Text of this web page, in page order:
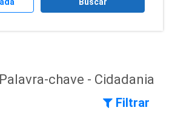
Palavra-chave - Cidadania
Filtrar